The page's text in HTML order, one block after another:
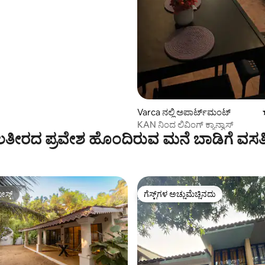
Varca ನಲ್ಲಿ ಅಪಾರ್ಟ್‌ಮಂಟ್
KAN ನಿಂದ ಲಿವಿಂಗ್ ಕ್ಯಾನ್ವಾಸ್
ಪ್ರವೇಶ ಹೊಂದಿರುವ ಮನೆ ಬಾಡಿಗೆ
ಗೆಸ್ಟ್‌ಗಳ ಅಚ್ಚುಮೆಚ್ಚಿನದು
ಗೆಸ್ಟ್‌ಗಳ ಅಚ್ಚುಮೆಚ್ಚಿನದು